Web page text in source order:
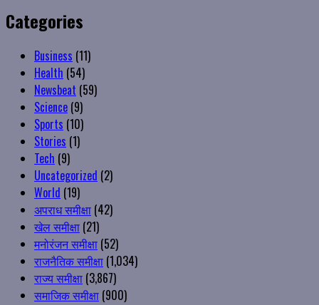
Categories
Business (11)
Health (54)
Newsbeat (59)
Science (9)
Sports (10)
Stories (1)
Tech (9)
Uncategorized (2)
World (19)
अपराध समीक्षा (42)
खेल समीक्षा (21)
मनोरंजन समीक्षा (52)
राजनैतिक समीक्षा (1,034)
राज्य समीक्षा (3,867)
समाजिक समीक्षा (900)